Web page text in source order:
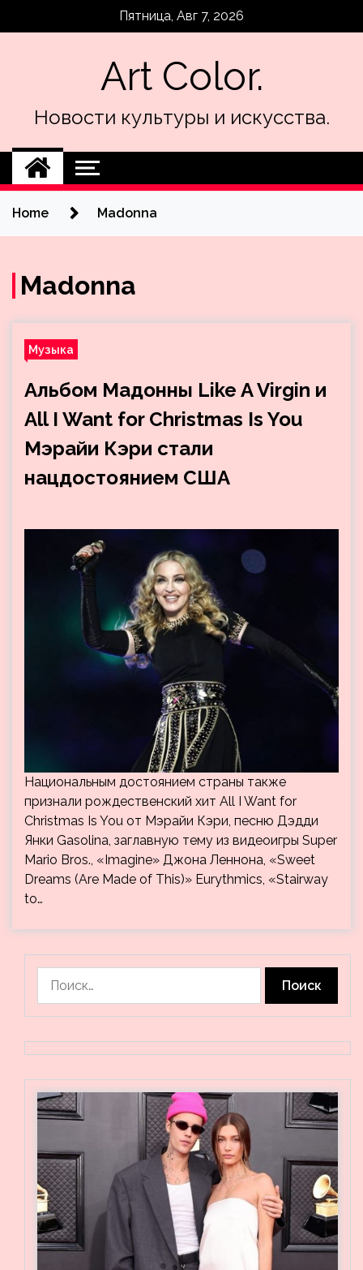
Пятница, Авг 7, 2026
Art Color.
Новости культуры и искусства.
Home Madonna
Madonna
Музыка
Альбом Мадонны Like A Virgin и
All I Want for Christmas Is You
Мэрайи Кэри стали
нацдостоянием США
Национальным достоянием страны также
признали рождественский хит All I Want for
Christmas Is You от Мэрайи Кэри, песню Дэдди
Янки Gasolina, заглавную тему из видеоигры Super
Mario Bros., «Imagine» Джона Леннона, «Sweet
Dreams (Are Made of This)» Eurythmics, «Stairway
to…